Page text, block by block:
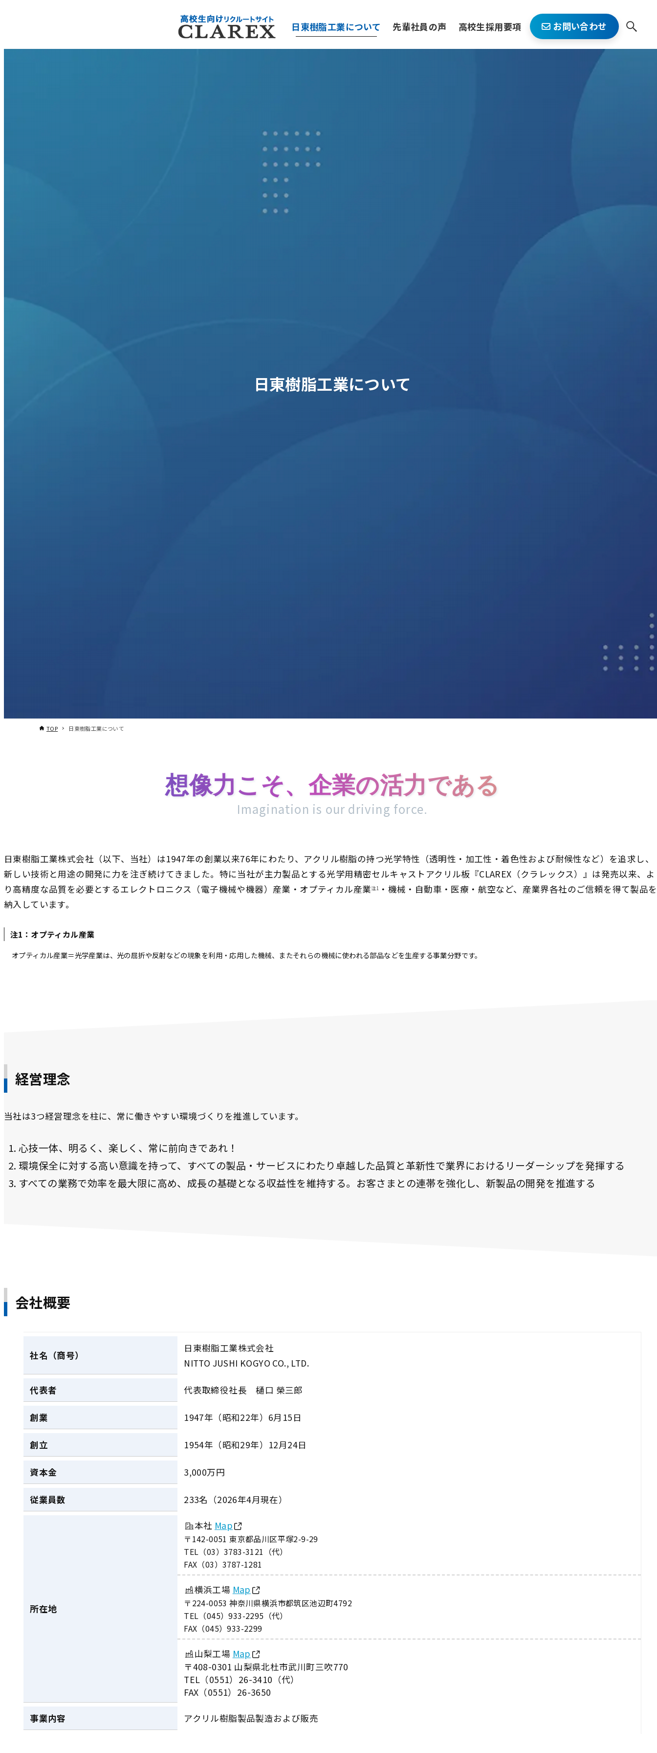
日東樹脂工業について 先輩社員の声 高校生採用要項 お問い合わせ
日東樹脂工業について
TOP 日東樹脂工業について
想像力こそ、企業の活力である
Imagination is our driving force.
日東樹脂工業株式会社（以下、当社）は1947年の創業以来76年にわたり、アクリル樹脂の持つ光学特性（透明性・加工性・着色性および耐候性など）を追求し、
新しい技術と用途の開発に力を注ぎ続けてきました。特に当社が主力製品とする光学用精密セルキャストアクリル板『CLAREX（クラレックス）』は発売以来、よ
り高精度な品質を必要とするエレクトロニクス（電子機械や機器）産業・オプティカル産業注1
・機械・自動車・医療・航空など、産業界各社のご信頼を得て製品を
納入しています。
注1：オプティカル産業
オプティカル産業＝光学産業は、光の屈折や反射などの現象を利用・応用した機械、またそれらの機械に使われる部品などを生産する事業分野です。
経営理念
当社は3つ経営理念を柱に、常に働きやすい環境づくりを推進しています。
心技一体、明るく、楽しく、常に前向きであれ！
環境保全に対する高い意識を持って、すべての製品・サービスにわたり卓越した品質と革新性で業界におけるリーダーシップを発揮する
すべての業務で効率を最大限に高め、成長の基礎となる収益性を維持する。お客さまとの連帯を強化し、新製品の開発を推進する
会社概要
社名（商号）
日東樹脂工業株式会社
NITTO JUSHI KOGYO CO., LTD.
代表者 代表取締役社長 樋口 榮三郎
創業 1947年（昭和22年）6月15日
創立 1954年（昭和29年）12月24日
資本金 3,000万円
従業員数 233名（2026年4月現在）
所在地
本社 Map
〒142-0051 東京都品川区平塚2-9-29
TEL（03）3783-3121（代）
FAX（03）3787-1281
横浜工場 Map
〒224-0053 神奈川県横浜市都筑区池辺町4792
TEL（045）933-2295（代）
FAX（045）933-2299
山梨工場 Map
〒408-0301 山梨県北杜市武川町三吹770
TEL（0551）26-3410（代）
FAX（0551）26-3650
事業内容 アクリル樹脂製品製造および販売